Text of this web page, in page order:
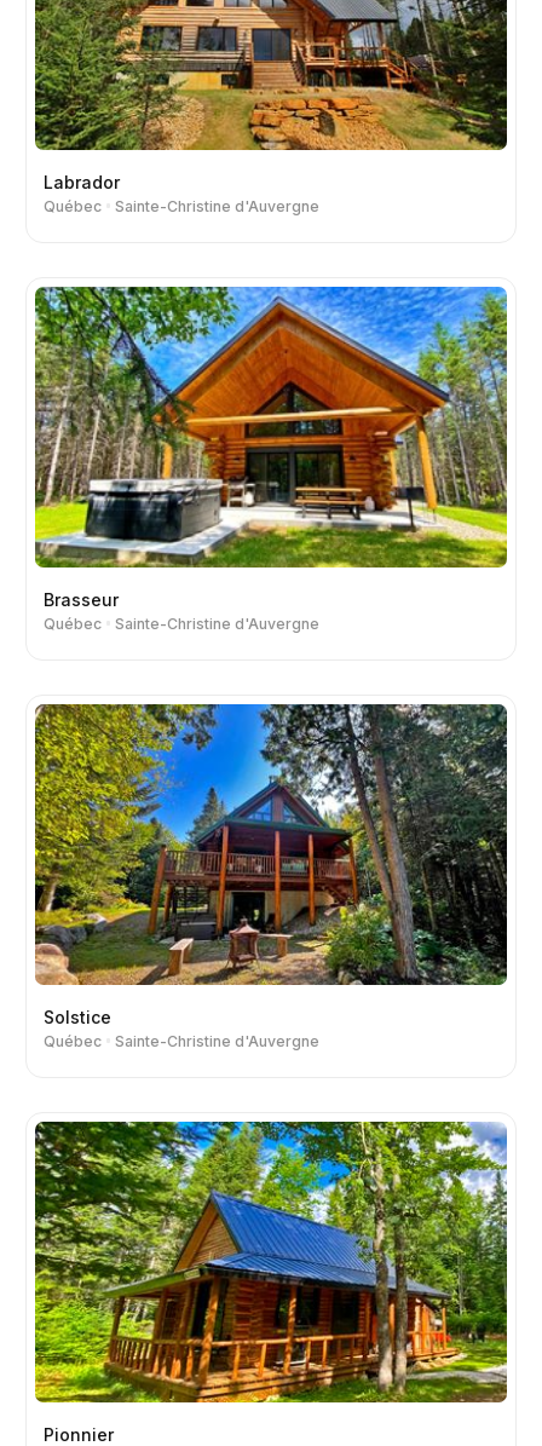
Labrador
Québec Sainte-Christine d'Auvergne
Brasseur
Québec Sainte-Christine d'Auvergne
Solstice
Québec Sainte-Christine d'Auvergne
Pionnier